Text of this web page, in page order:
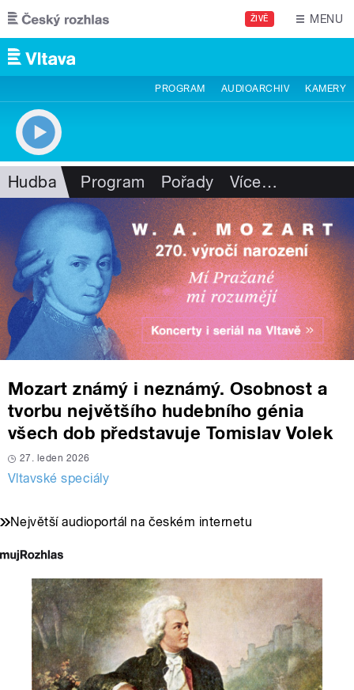
Přejít k hlavnímu obsahu
ŽIVĚ MENU
PROGRAM AUDIOARCHIV KAMERY
Hudba Program Pořady Více…
Mozart známý i neznámý. Osobnost a
tvorbu největšího hudebního génia
všech dob představuje Tomislav Volek
27. leden 2026
Vltavské speciály
Největší audioportál na českém internetu